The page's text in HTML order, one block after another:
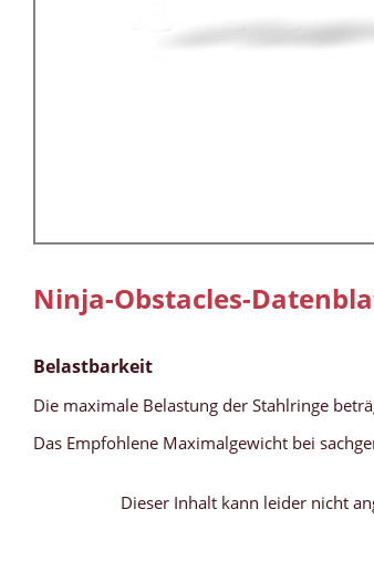
Ninja-Obstacles-
Belastbarkeit
Die maximale Belastung der Stahlringe
Das Empfohlene Maximalgewicht bei
Dieser Inhalt kann leider nicht